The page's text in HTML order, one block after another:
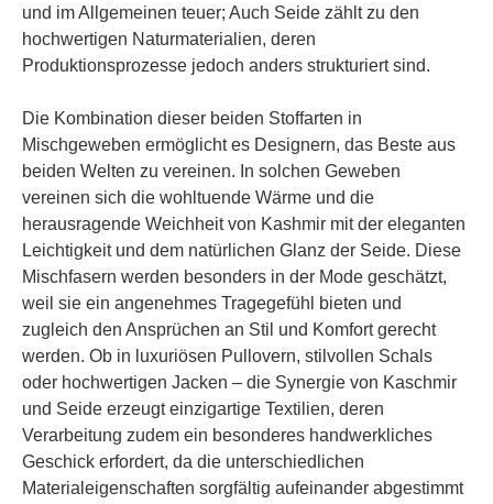
und im Allgemeinen teuer; Auch Seide zählt zu den
hochwertigen Naturmaterialien, deren
Produktionsprozesse jedoch anders strukturiert sind.
Die Kombination dieser beiden Stoffarten in
Mischgeweben ermöglicht es Designern, das Beste aus
beiden Welten zu vereinen. In solchen Geweben
vereinen sich die wohltuende Wärme und die
herausragende Weichheit von Kashmir mit der eleganten
Leichtigkeit und dem natürlichen Glanz der Seide. Diese
Mischfasern werden besonders in der Mode geschätzt,
weil sie ein angenehmes Tragegefühl bieten und
zugleich den Ansprüchen an Stil und Komfort gerecht
werden. Ob in luxuriösen Pullovern, stilvollen Schals
oder hochwertigen Jacken – die Synergie von Kaschmir
und Seide erzeugt einzigartige Textilien, deren
Verarbeitung zudem ein besonderes handwerkliches
Geschick erfordert, da die unterschiedlichen
Materialeigenschaften sorgfältig aufeinander abgestimmt